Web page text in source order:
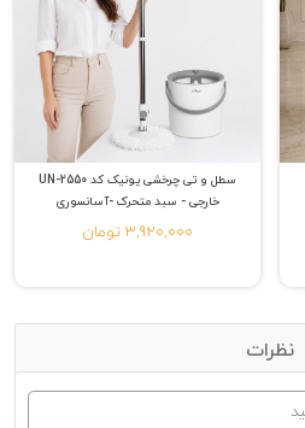
سطل و تی چرخشی یونیک کد UN-2550
خارجی - سبد متحرک -آسانسوری
3,920,000 تومان
نظرات